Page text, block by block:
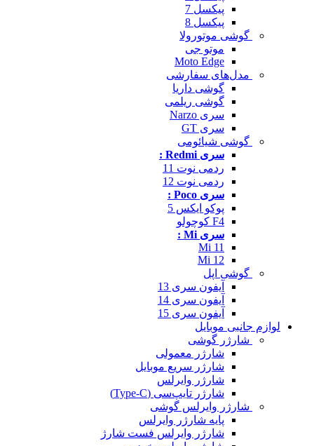
پیکسل 7
پیکسل 8
گوشی موتورولا
موتو جی
Moto Edge
مدل‌های سفارشی
گوشی داریا
گوشی ریلمی
سری Narzo
سری GT
گوشی شیائومی
سری Redmi :
ردمی نوت 11
ردمی نوت 12
سری Poco :
پوکو ایکس 5
F4 کوچولو
سری Mi :
Mi 11
Mi 12
گوشی اپل
آیفون سری 13
آیفون سری 14
آیفون سری 15
لوازم جانبی موبایل
شارژر گوشی
شارژر معمولی
شارژر سریع موبایل
شارژر وایرلس
شارژر تایپ‌سی (Type-C)
شارژر وایرلس گوشی
پایه شارژر وایرلس
شارژر وایرلس فست شارژ